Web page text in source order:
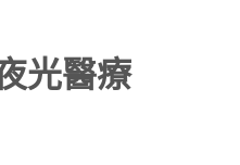
光醫療